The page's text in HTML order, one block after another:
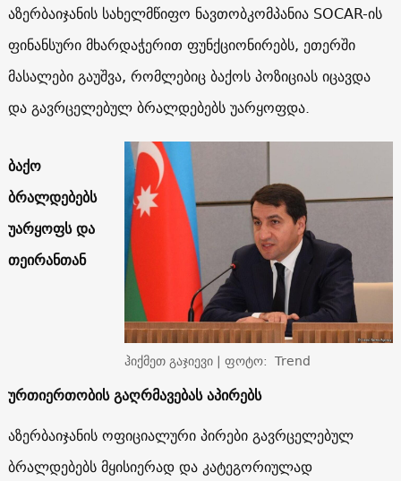
აზერბაიჯანის სახელმწიფო ნავთობკომპანია SOCAR-ის
ფინანსური მხარდაჭერით ფუნქციონირებს, ეთერში
მასალები გაუშვა, რომლებიც ბაქოს პოზიციას იცავდა
და გავრცელებულ ბრალდებებს უარყოფდა.
ჰიქმეთ გაჯიევი | ფოტო: Trend
ბაქო
ბრალდებებს
უარყოფს და
თეირანთან
ურთიერთობის გაღრმავებას აპირებს
აზერბაიჯანის ოფიციალური პირები გავრცელებულ
ბრალდებებს მყისიერად და კატეგორიულად